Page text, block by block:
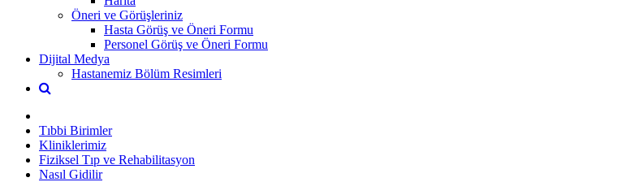
Öneri ve Görüşleriniz
Hasta Görüş ve Öneri Formu
Personel Görüş ve Öneri Formu
Dijital Medya
Hastanemiz Bölüm Resimleri
Tıbbi Birimler
Kliniklerimiz
Fiziksel Tıp ve Rehabilitasyon
Nasıl Gidilir